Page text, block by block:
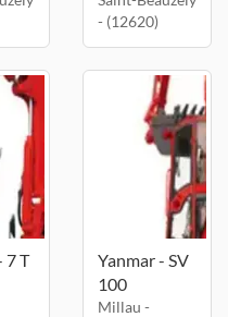
- (12620)
7 T
Yanmar - SV
100
Millau -